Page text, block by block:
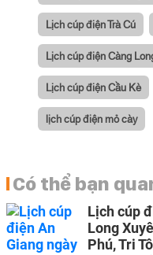
Lịch cúp điện Trà Cú
Lịch cúp điện Càng
Lịch cúp điện Cầu Kè
lịch cúp điện mỏ cày
Có thể bạn
Lịch cúp
Long
Phú, Tri